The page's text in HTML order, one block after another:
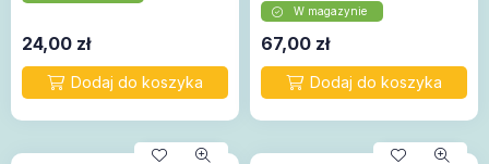
24,00 zł
W magazynie
67,00 zł